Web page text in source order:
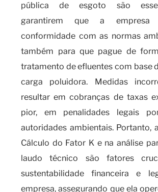
pública de esgoto são
garantirem que a empresa
conformidade com as normas
também para que pague de
tratamento de efluentes com base
carga poluidora. Medidas
resultar em cobranças de taxas
pior, em penalidades legais
autoridades ambientais. Portanto,
Cálculo do Fator K e na análise
laudo técnico são fatores
sustentabilidade financeira e
empresa, assegurando que ela